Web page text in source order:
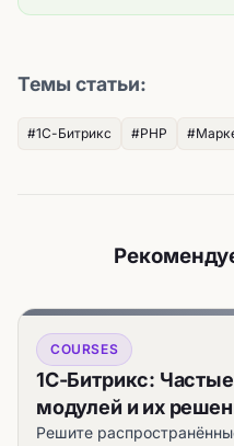
Темы статьи:
#1С-Битрикс #PHP
COURSES
1С-Битрикс:
модулей и их
Решите